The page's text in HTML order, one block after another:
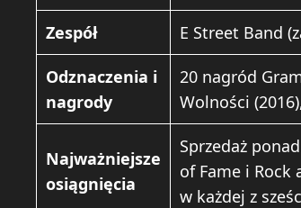
Zespół E Street Band
Odznaczenia i
nagrody
20 nagród
Wolności
Najważniejsze
osiągnięcia
Sprzedaż
of Fame i Rock
w każdej z